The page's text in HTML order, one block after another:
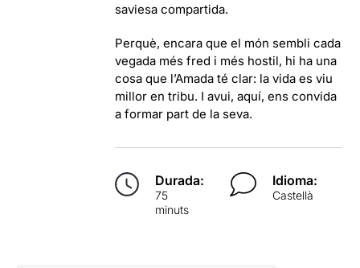
saviesa compartida.
Perquè, encara que el món sembli cada
vegada més fred i més hostil, hi ha una
cosa que l’Amada té clar: la vida es viu
millor en tribu. I avui, aquí, ens convida
a formar part de la seva.
Durada:
75
minuts
Idioma:
Castellà